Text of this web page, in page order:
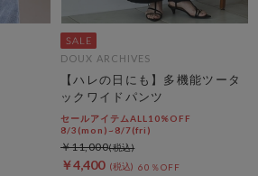
DOUX ARCHIVES
【ハレの日にも】多機能ツータ
ックワイドパンツ
セールアイテムALL10%OFF
8/3(mon)~8/7(fri)
￥4,400 60％OFF
￥11,000